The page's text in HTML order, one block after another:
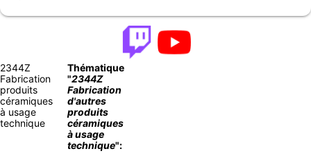
2344Z
Fabrication
produits
céramiques
à usage
technique
Thématique
"2344Z
Fabrication
d'autres
produits
céramiques
à usage
technique":